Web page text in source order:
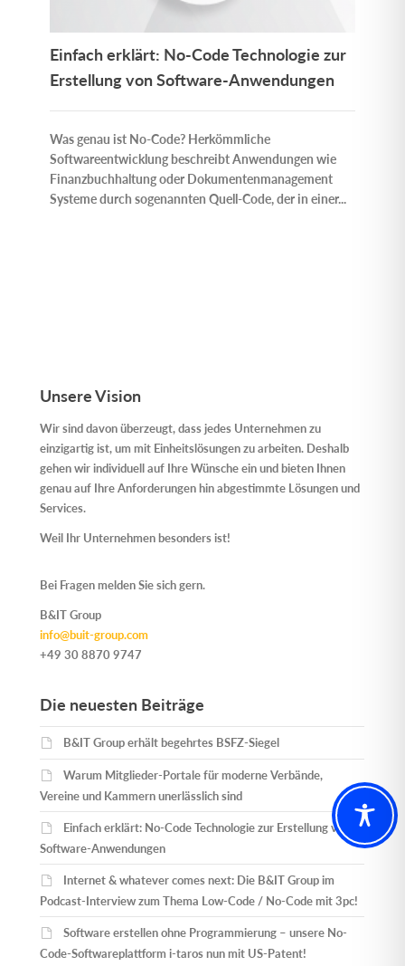
Einfach erklärt: No-Code Technologie zur
Erstellung von Software-Anwendungen
Was genau ist No-Code? Herkömmliche
Softwareentwicklung beschreibt Anwendungen wie
Finanzbuchhaltung oder Dokumentenmanagement
Systeme durch sogenannten Quell-Code, der in einer...
Unsere Vision
Wir sind davon überzeugt, dass jedes Unternehmen zu
einzigartig ist, um mit Einheitslösungen zu arbeiten. Deshalb
gehen wir individuell auf Ihre Wünsche ein und bieten Ihnen
genau auf Ihre Anforderungen hin abgestimmte Lösungen und
Services.
Weil Ihr Unternehmen besonders ist!
Bei Fragen melden Sie sich gern.
B&IT Group
info@buit-group.com
+49 30 8870 9747
Die neuesten Beiträge
B&IT Group erhält begehrtes BSFZ-Siegel
Warum Mitglieder-Portale für moderne Verbände,
Vereine und Kammern unerlässlich sind
Einfach erklärt: No-Code Technologie zur Erstellung von
Software-Anwendungen
Internet & whatever comes next: Die B&IT Group im
Podcast-Interview zum Thema Low-Code / No-Code mit 3pc!
Software erstellen ohne Programmierung – unsere No-
Code-Softwareplattform i-taros nun mit US-Patent!